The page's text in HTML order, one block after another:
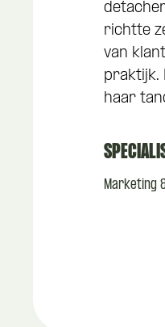
richtte
van
praktijk.
haar
Marketing